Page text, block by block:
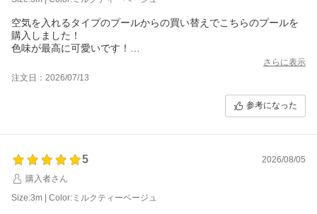
葉をいただけて安心いたしました。
これからの季節、ご家族皆さまでたくさん楽しい水遊び時間をお過ごし
空気を入れるタイプのプールからの買い替えでこちらのプールを
購入しました！
色味が最高に可愛いです！
重さは想像していたほどではないですが、しっかりとした重量感
があり女性1人だと結構な重さだと感じました！
排水するときに蓋が放っておくと閉まってしまって、ずっと手で
でも子どもたちは大きなプールに大満足で遊んでいます！
さらに表示
注文日：2026/07/13
参考になった
5
2026/08/05
購入者さん
Size:3m | Color:ミルクティーベージュ